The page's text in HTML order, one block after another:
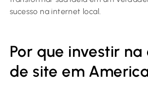
sucesso na internet local.
Por que investir
de site em